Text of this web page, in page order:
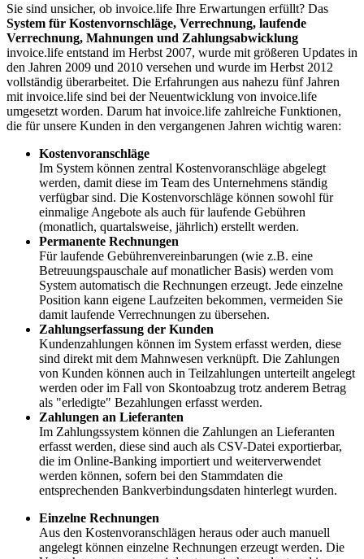
Sie sind unsicher, ob invoice.life Ihre Erwartungen erfüllt? Das
System für Kostenvornschläge, Verrechnung, laufende
Verrechnung, Mahnungen und Zahlungsabwicklung
invoice.life entstand im Herbst 2007, wurde mit größeren Updates in
den Jahren 2009 und 2010 versehen und wurde im Herbst 2012
vollständig überarbeitet. Die Erfahrungen aus nahezu fünf Jahren
mit invoice.life sind bei der Neuentwicklung von invoice.life
umgesetzt worden. Darum hat invoice.life zahlreiche Funktionen,
die für unsere Kunden in den vergangenen Jahren wichtig waren:
Kostenvoranschläge
Im System können zentral Kostenvoranschläge abgelegt
werden, damit diese im Team des Unternehmens ständig
verfügbar sind. Die Kostenvorschläge können sowohl für
einmalige Angebote als auch für laufende Gebühren
(monatlich, quartalsweise, jährlich) erstellt werden.
Permanente Rechnungen
Für laufende Gebührenvereinbarungen (wie z.B. eine
Betreuungspauschale auf monatlicher Basis) werden vom
System automatisch die Rechnungen erzeugt. Jede einzelne
Position kann eigene Laufzeiten bekommen, vermeiden Sie
damit laufende Verrechnungen zu übersehen.
Zahlungserfassung der Kunden
Kundenzahlungen können im System erfasst werden, diese
sind direkt mit dem Mahnwesen verknüpft. Die Zahlungen
von Kunden können auch in Teilzahlungen unterteilt angelegt
werden oder im Fall von Skontoabzug trotz anderem Betrag
als "erledigte" Bezahlungen erfasst werden.
Zahlungen an Lieferanten
Im Zahlungssystem können die Zahlungen an Lieferanten
erfasst werden, diese sind auch als CSV-Datei exportierbar,
die im Online-Banking importiert und weiterverwendet
werden können, sofern bei den Stammdaten die
entsprechenden Bankverbindungsdaten hinterlegt wurden.
Einzelne Rechnungen
Aus den Kostenvoranschlägen heraus oder auch manuell
angelegt können einzelne Rechnungen erzeugt werden. Die